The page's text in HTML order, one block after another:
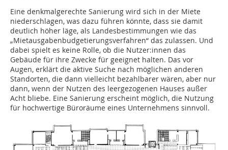
Eine denkmalgerechte Sanierung wird sich in der Miete
niederschlagen, was dazu führen könnte, dass sie damit
deutlich höher läge, als Landesbestimmungen wie das
„Mietausgabenbudgetierungsverfahren“ das zulassen. Und
dabei spielt es keine Rolle, ob die Nutzer:innen das
Gebäude für ihre Zwecke für geeignet halten. Das vor
Augen, erklärt die aktive Suche nach möglichen anderen
Standorten, die dann vielleicht bezahlbarer wären, aber nur
dann, wenn der Nutzen des leergezogenen Hauses außer
Acht bliebe. Eine Sanierung erscheint möglich, die Nutzung
für hochwertige Büroräume eines Unternehmens sinnvoll.